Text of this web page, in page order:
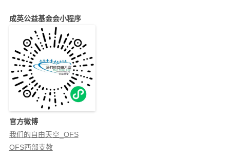
成英公益基金会小程序
官方微博
我们的自由天空_OFS
OFS西部支教